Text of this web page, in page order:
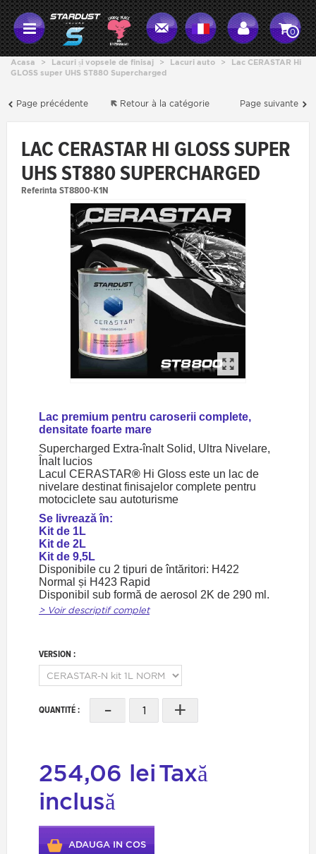
0
Acasa > Lacuri și vopsele de finisaj > Lacuri auto >
Lac CERASTAR Hi
GLOSS super UHS ST880 Supercharged
Page précédente Page suivante
Retour à la catégorie
LAC CERASTAR HI GLOSS SUPER
UHS ST880 SUPERCHARGED
Referinta ST8800-K1N
Lac premium pentru caroserii complete,
densitate foarte mare
Supercharged Extra-înalt Solid, Ultra Nivelare,
Înalt lucios
Lacul CERASTAR® Hi Gloss este un lac de
nivelare destinat finisajelor complete pentru
motociclete sau autoturisme
Se livrează în:
Kit de 1L
Kit de 2L
Kit de 9,5L
Disponibile cu 2 tipuri de întăritori: H422
Normal și H423 Rapid
Disponibil sub formă de aerosol 2K de 290 ml.
> Voir descriptif complet
VERSION :
QUANTITÉ : - +
254,06 leiTaxă
inclusă
ADAUGA IN COS